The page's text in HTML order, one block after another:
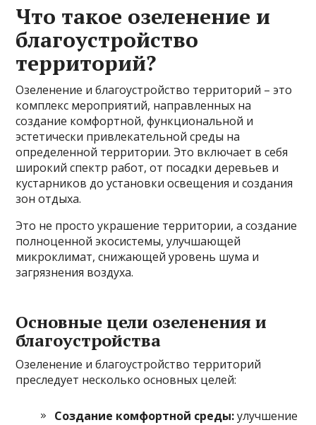
Что такое озеленение и
благоустройство
территорий?
Озеленение и благоустройство территорий – это
комплекс мероприятий, направленных на
создание комфортной, функциональной и
эстетически привлекательной среды на
определенной территории. Это включает в себя
широкий спектр работ, от посадки деревьев и
кустарников до установки освещения и создания
зон отдыха.
Это не просто украшение территории, а создание
полноценной экосистемы, улучшающей
микроклимат, снижающей уровень шума и
загрязнения воздуха.
Основные цели озеленения и
благоустройства
Озеленение и благоустройство территорий
преследует несколько основных целей:
Создание комфортной среды:улучшение